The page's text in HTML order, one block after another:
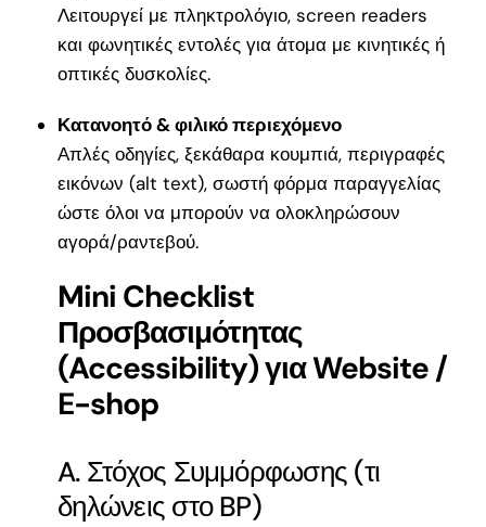
Λειτουργεί με πληκτρολόγιο, screen readers
και φωνητικές εντολές για άτομα με κινητικές ή
οπτικές δυσκολίες.
Κατανοητό & φιλικό περιεχόμενο
Απλές οδηγίες, ξεκάθαρα κουμπιά, περιγραφές
εικόνων (alt text), σωστή φόρμα παραγγελίας
ώστε όλοι να μπορούν να ολοκληρώσουν
αγορά/ραντεβού.
Mini Checklist
Προσβασιμότητας
(Accessibility) για Website /
E-shop
A. Στόχος Συμμόρφωσης (τι
δηλώνεις στο BP)